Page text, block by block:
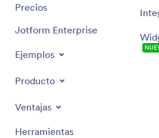
Precios
Jotform Enterprise
Ejemplos
Producto
Ventajas
Herramientas